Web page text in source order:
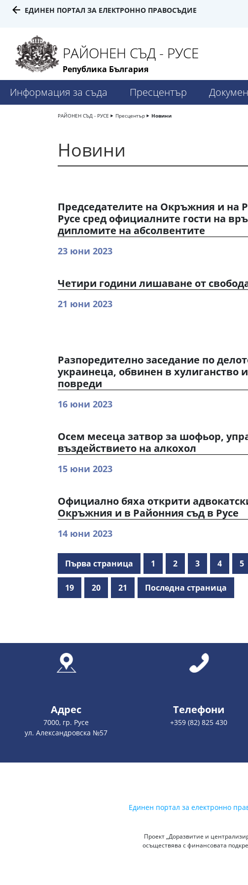
ЕДИНЕН ПОРТАЛ ЗА ЕЛЕКТРОННО ПРАВОСЪДИЕ
РАЙОНЕН СЪД - РУСЕ
Република България
Информация за съда Пресцентър
РАЙОНЕН СЪД - РУСЕ Пресцентър Новини
Новини
Председателите на Окръжния и на
Русе сред официалните гости на
дипломите на абсолвентите
23 юни 2023
Четири години лишаване от
21 юни 2023
Разпоредително заседание по
украинеца, обвинен в хулиганство
повреди
16 юни 2023
Осем месеца затвор за шофьор,
въздействието на алкохол
15 юни 2023
Официално бяха открити
Окръжния и в Районния съд в Русе
14 юни 2023
Първа страница 1 2 3 4 5
19 20 21 Последна страница
Адрес
7000, гр. Русе
ул. Александровска №57
Телефони
+359 (82) 825 430
Единен портал за електронно
Проект „Доразвитие и
осъществява с финансовата